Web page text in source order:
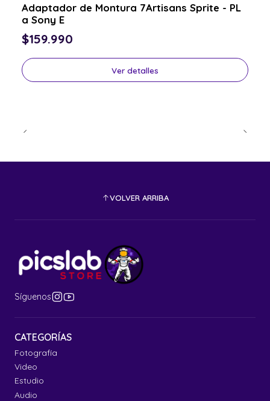
Adaptador de Montura 7Artisans Sprite - PL
a Sony E
$159.990
Ver detalles
VOLVER ARRIBA
Síguenos
CATEGORÍAS
Fotografía
Video
Estudio
Audio